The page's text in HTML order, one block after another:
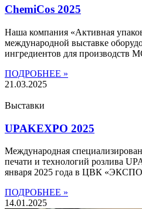
ChemiCos 2025
Наша компания «Активная
международной выставке
ингредиентов для производств
ПОДРОБНЕЕ »
21.03.2025
Выставки
UPAKEXPO 2025
Международная
печати и технологий розлива
января 2025 года в ЦВК
ПОДРОБНЕЕ »
14.01.2025